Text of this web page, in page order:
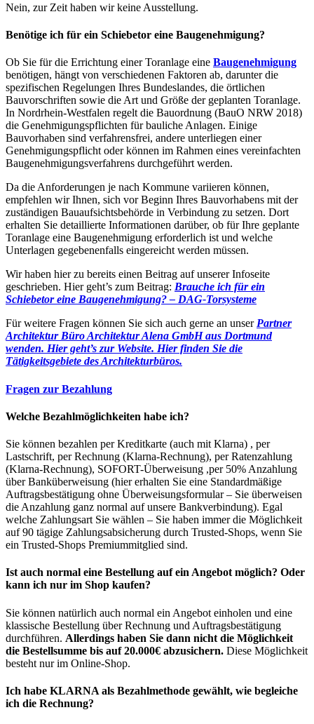
Nein, zur Zeit haben wir keine Ausstellung.
Benötige ich für ein Schiebetor eine Baugenehmigung?
Ob Sie für die Errichtung einer Toranlage eine Baugenehmigung
benötigen, hängt von verschiedenen Faktoren ab, darunter die
spezifischen Regelungen Ihres Bundeslandes, die örtlichen
Bauvorschriften sowie die Art und Größe der geplanten Toranlage.
In Nordrhein-Westfalen regelt die Bauordnung (BauO NRW 2018)
die Genehmigungspflichten für bauliche Anlagen. Einige
Bauvorhaben sind verfahrensfrei, andere unterliegen einer
Genehmigungspflicht oder können im Rahmen eines vereinfachten
Baugenehmigungsverfahrens durchgeführt werden.
Da die Anforderungen je nach Kommune variieren können,
empfehlen wir Ihnen, sich vor Beginn Ihres Bauvorhabens mit der
zuständigen Bauaufsichtsbehörde in Verbindung zu setzen. Dort
erhalten Sie detaillierte Informationen darüber, ob für Ihre geplante
Toranlage eine Baugenehmigung erforderlich ist und welche
Unterlagen gegebenenfalls eingereicht werden müssen.
Wir haben hier zu bereits einen Beitrag auf unserer Infoseite
geschrieben. Hier geht’s zum Beitrag: Brauche ich für ein
Schiebetor eine Baugenehmigung? – DAG-Torsysteme
Für weitere Fragen können Sie sich auch gerne an unser Partner
Architektur Büro Architektur Alena GmbH aus Dortmund
wenden. Hier geht’s zur Website. Hier finden Sie die
Tätigkeitsgebiete des Architekturbüros.
Fragen zur Bezahlung
Welche Bezahlmöglichkeiten habe ich?
Sie können bezahlen per Kreditkarte (auch mit Klarna) , per
Lastschrift, per Rechnung (Klarna-Rechnung), per Ratenzahlung
(Klarna-Rechnung), SOFORT-Überweisung ,per 50% Anzahlung
über Banküberweisung (hier erhalten Sie eine Standardmäßige
Auftragsbestätigung ohne Überweisungsformular – Sie überweisen
die Anzahlung ganz normal auf unsere Bankverbindung). Egal
welche Zahlungsart Sie wählen – Sie haben immer die Möglichkeit
auf 90 tägige Zahlungsabsicherung durch Trusted-Shops, wenn Sie
ein Trusted-Shops Premiummitglied sind.
Ist auch normal eine Bestellung auf ein Angebot möglich? Oder
kann ich nur im Shop kaufen?
Sie können natürlich auch normal ein Angebot einholen und eine
klassische Bestellung über Rechnung und Auftragsbestätigung
durchführen. Allerdings haben Sie dann nicht die Möglichkeit
die Bestellsumme bis auf 20.000€ abzusichern. Diese Möglichkeit
besteht nur im Online-Shop.
Ich habe KLARNA als Bezahlmethode gewählt, wie begleiche
ich die Rechnung?